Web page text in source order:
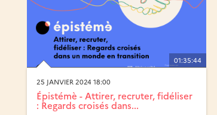
01:35:44
25 JANVIER 2024 18:00
Épistémè - Attirer, recruter, fidéliser
: Regards croisés dans...